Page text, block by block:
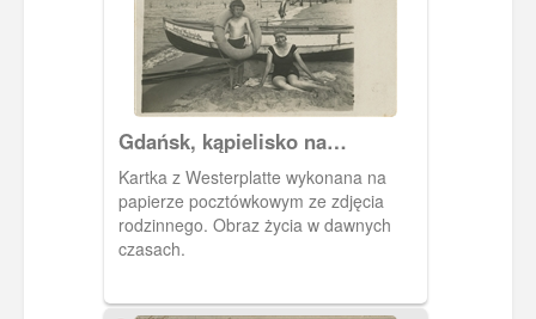
Gdańsk, kąpielisko na
Westerplatte
Kartka z Westerplatte wykonana na
papierze pocztówkowym ze zdjęcia
rodzinnego. Obraz życia w dawnych
czasach.